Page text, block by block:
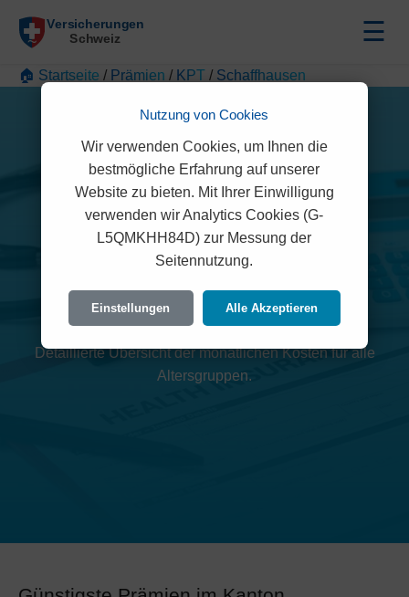
☰
🏠 Startseite / Prämien / KPT / Schaffhausen
KPT Prämien 2026
(Schaffhausen)
Detaillierte Übersicht der monatlichen Kosten für alle
Altersgruppen.
Nutzung von Cookies
Wir verwenden Cookies, um Ihnen die
bestmögliche Erfahrung auf unserer
Website zu bieten. Mit Ihrer Einwilligung
verwenden wir Analytics Cookies (G-
L5QMKHH84D) zur Messung der
Seitennutzung.
Einstellungen Alle Akzeptieren